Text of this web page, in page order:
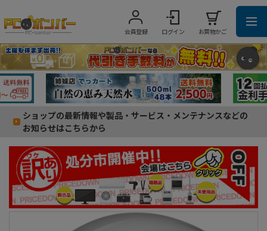
会員登録 ログイン お買物かご
ショップの最新情報や製品・サービス・メンテナンスなどの
お知らせはこちらから